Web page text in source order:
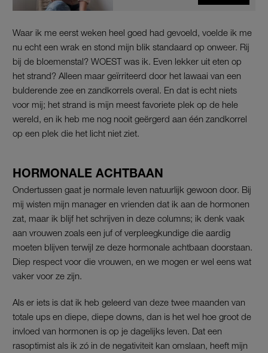
Waar ik me eerst weken heel goed had gevoeld, voelde ik me
nu echt een wrak en stond mijn blik standaard op onweer. Rij
bij de bloemenstal? WOEST was ik. Even lekker uit eten op
het strand? Alleen maar geïrriteerd door het lawaai van een
bulderende zee en zandkorrels overal. En dat is echt niets
voor mij; het strand is mijn meest favoriete plek op de hele
wereld, en ik heb me nog nooit geërgerd aan één zandkorrel
op een plek die het licht niet ziet.
HORMONALE ACHTBAAN
Ondertussen gaat je normale leven natuurlijk gewoon door. Bij
mij wisten mijn manager en vrienden dat ik aan de hormonen
zat, maar ik blijf het schrijven in deze columns; ik denk vaak
aan vrouwen zoals een juf of verpleegkundige die aardig
moeten blijven terwijl ze deze hormonale achtbaan doorstaan.
Diep respect voor die vrouwen, en we mogen er wel eens wat
vaker voor ze zijn.
Als er iets is dat ik heb geleerd van deze twee maanden van
totale ups en diepe, diepe downs, dan is het wel hoe groot de
invloed van hormonen is op je dagelijks leven. Dat een
rasoptimist als ik zó in de negativiteit kan omslaan, heeft mijn